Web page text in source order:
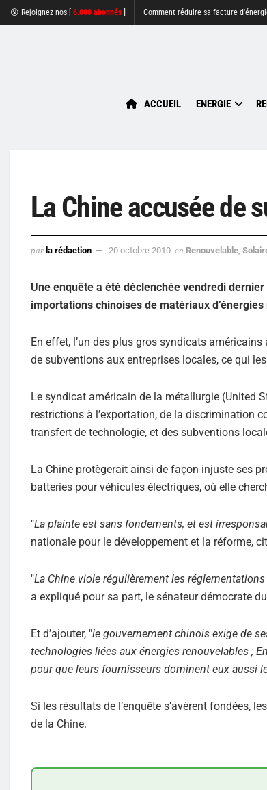
😮 Rejoignez nos [ 6.000 abonnés Comment réduire sa facture
ACCUEIL ENERGIE
La Chine accusée de
par la rédaction 20 octobre 2010 en Renouvelable
Une enquête a été déclenchée vendredi
importations chinoises de matériaux
En effet, l’un des plus gros syndicats
de subventions aux entreprises locales, ce qui
Le syndicat américain de la métallurgie (United
restrictions à l’exportation, de la discrimination
transfert de technologie, et des subventions
La Chine protègerait ainsi de façon injuste ses
batteries pour véhicules électriques, où elle
"La plainte est sans fondements, et est
nationale pour le développement et la réforme,
"La Chine viole régulièrement les
a expliqué pour sa part, le sénateur démocrate
Et d’ajouter, "le gouvernement chinois exige de
technologies liées aux énergies renouvelables ;
pour que leurs fournisseurs dominent eux aussi
Si les résultats de l’enquête s’avèrent fondées,
de la Chine.